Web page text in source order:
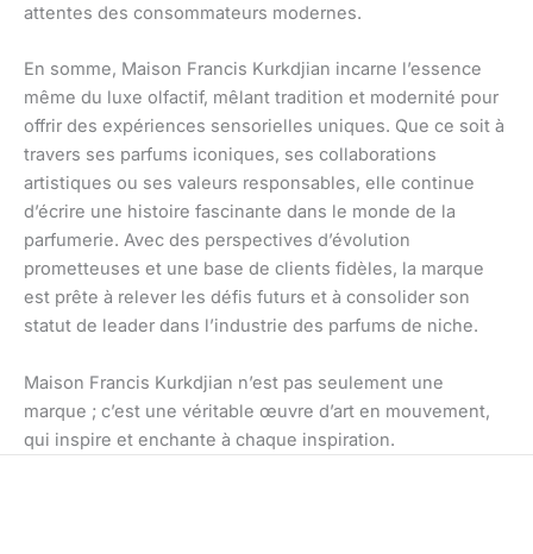
attentes des consommateurs modernes.
En somme, Maison Francis Kurkdjian incarne l’essence
même du luxe olfactif, mêlant tradition et modernité pour
offrir des expériences sensorielles uniques. Que ce soit à
travers ses parfums iconiques, ses collaborations
artistiques ou ses valeurs responsables, elle continue
d’écrire une histoire fascinante dans le monde de la
parfumerie. Avec des perspectives d’évolution
prometteuses et une base de clients fidèles, la marque
est prête à relever les défis futurs et à consolider son
statut de leader dans l’industrie des parfums de niche.
Maison Francis Kurkdjian n’est pas seulement une
marque ; c’est une véritable œuvre d’art en mouvement,
qui inspire et enchante à chaque inspiration.